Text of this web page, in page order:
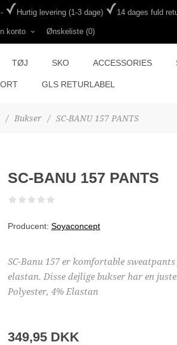
Hurtig levering (1-3 dage) 14 dages fuld
konto Ønskeliste (0)
TØJ SKO ACCESSORIES
GLS RETURLABEL
/ Bukser / SC-BANU 157 PANTS
SC-BANU 157 PANTS
Producent: Soyaconcept
SC-Banu 157 er komfortable
elastan. Disse dejlige bukser har en
Polyester, 4% Elastan
349,95 DKK